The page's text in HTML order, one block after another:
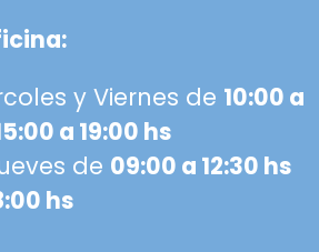
y Viernes de 10:00 a
a 19:00 hs
de 09:00 a 12:30 hs
hs